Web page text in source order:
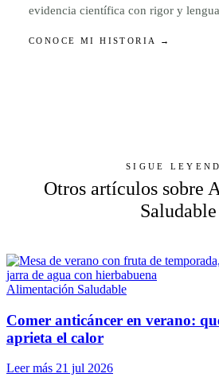
evidencia científica con rigor y
CONOCE MI HISTORIA →
SIGUE
Otros artículos sobre
Saludable
Alimentación Saludable
Comer anticáncer en verano:
aprieta el calor
Leer más 21 jul 2026